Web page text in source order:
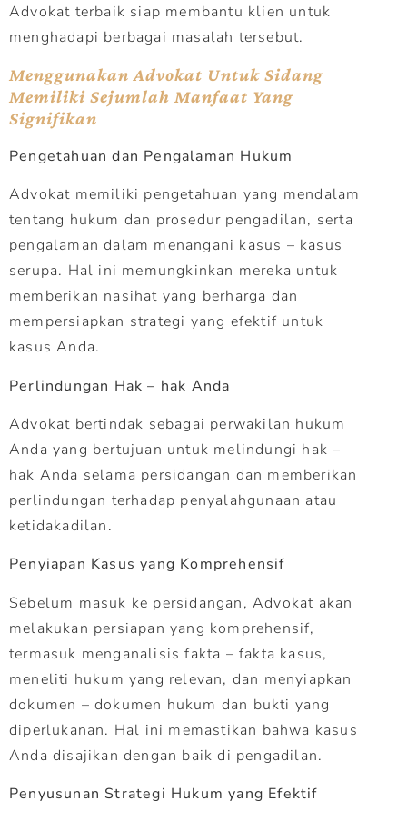
Advokat terbaik siap membantu klien untuk
menghadapi berbagai masalah tersebut.
Menggunakan Advokat Untuk Sidang
Memiliki Sejumlah Manfaat Yang
Signifikan
Pengetahuan dan Pengalaman Hukum
Advokat memiliki pengetahuan yang mendalam
tentang hukum dan prosedur pengadilan, serta
pengalaman dalam menangani kasus – kasus
serupa. Hal ini memungkinkan mereka untuk
memberikan nasihat yang berharga dan
mempersiapkan strategi yang efektif untuk
kasus Anda.
Perlindungan Hak – hak Anda
Advokat bertindak sebagai perwakilan hukum
Anda yang bertujuan untuk melindungi hak –
hak Anda selama persidangan dan memberikan
perlindungan terhadap penyalahgunaan atau
ketidakadilan.
Penyiapan Kasus yang Komprehensif
Sebelum masuk ke persidangan, Advokat akan
melakukan persiapan yang komprehensif,
termasuk menganalisis fakta – fakta kasus,
meneliti hukum yang relevan, dan menyiapkan
dokumen – dokumen hukum dan bukti yang
diperlukanan. Hal ini memastikan bahwa kasus
Anda disajikan dengan baik di pengadilan.
Penyusunan Strategi Hukum yang Efektif